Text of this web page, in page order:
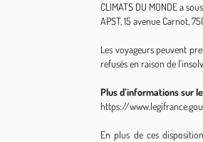
CLIMATS DU MONDE a
APST, 15 avenue Carnot,
Les voyageurs peuvent
refusés en raison de
Plus d’informations sur
https://
En plus de ces